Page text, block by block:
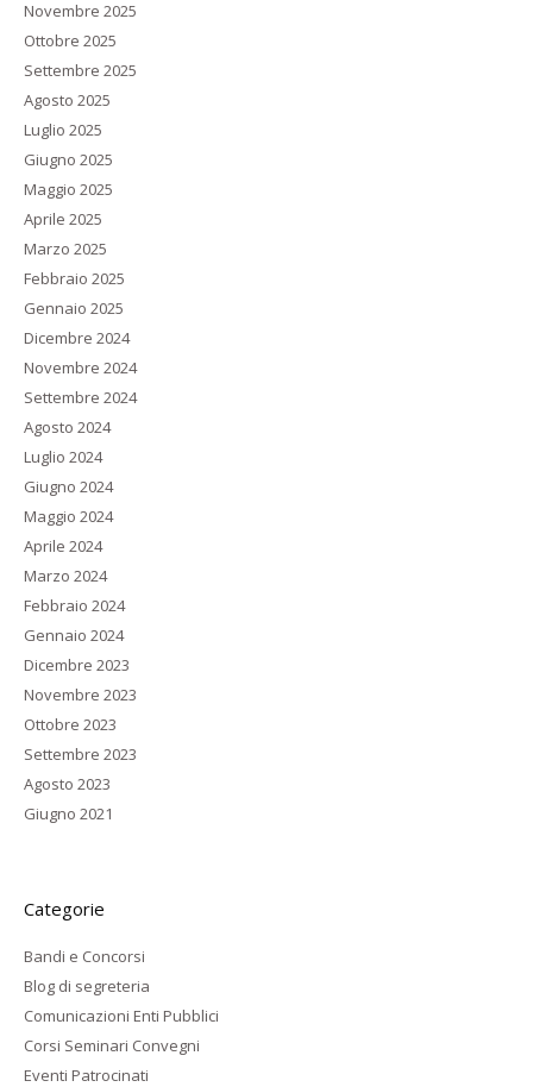
Novembre 2025
Ottobre 2025
Settembre 2025
Agosto 2025
Luglio 2025
Giugno 2025
Maggio 2025
Aprile 2025
Marzo 2025
Febbraio 2025
Gennaio 2025
Dicembre 2024
Novembre 2024
Settembre 2024
Agosto 2024
Luglio 2024
Giugno 2024
Maggio 2024
Aprile 2024
Marzo 2024
Febbraio 2024
Gennaio 2024
Dicembre 2023
Novembre 2023
Ottobre 2023
Settembre 2023
Agosto 2023
Giugno 2021
Categorie
Bandi e Concorsi
Blog di segreteria
Comunicazioni Enti Pubblici
Corsi Seminari Convegni
Eventi Patrocinati